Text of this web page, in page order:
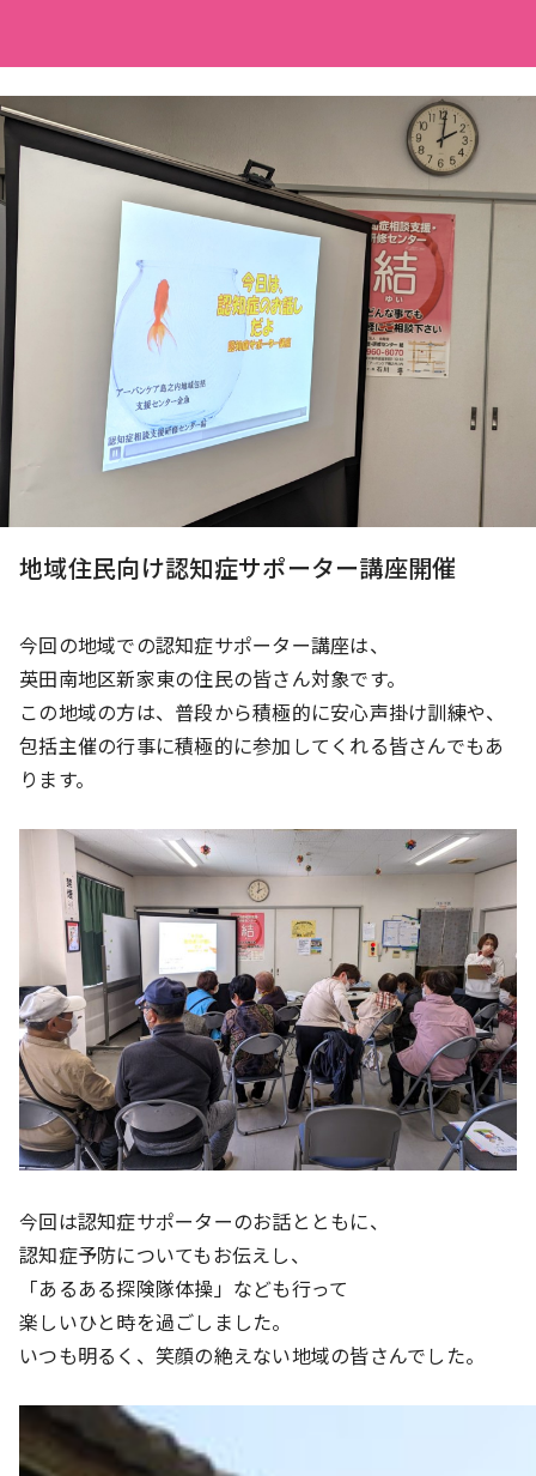
地域住民向け認知症サポーター講座開催
今回の地域での認知症サポーター講座は、
英田南地区新家東の住民の皆さん対象です。
この地域の方は、普段から積極的に安心声掛け訓練や、
包括主催の行事に積極的に参加してくれる皆さんでもあ
ります。
今回は認知症サポーターのお話とともに、
認知症予防についてもお伝えし、
「あるある探険隊体操」なども行って
楽しいひと時を過ごしました。
いつも明るく、笑顔の絶えない地域の皆さんでした。